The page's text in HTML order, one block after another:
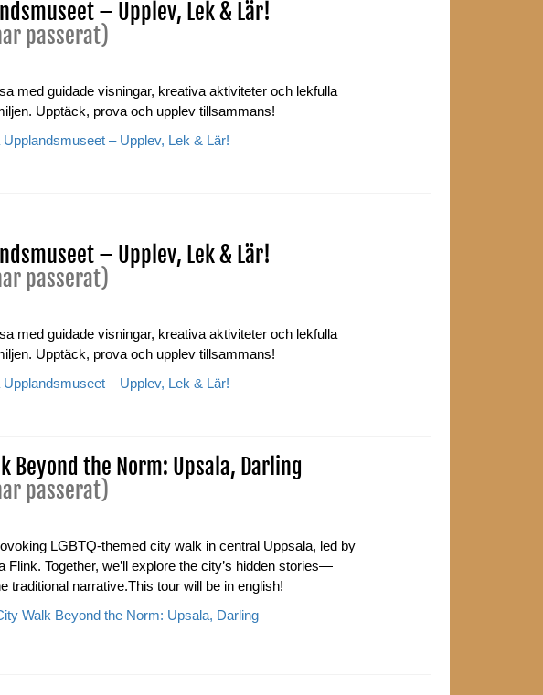
– Upplev, Lek & Lär!
passerat)
med guidade visningar, kreativa aktiviteter och lekfulla
Upptäck, prova och upplev tillsammans!
– Upplev, Lek & Lär!
– Upplev, Lek & Lär!
passerat)
med guidade visningar, kreativa aktiviteter och lekfulla
Upptäck, prova och upplev tillsammans!
– Upplev, Lek & Lär!
Beyond the Norm: Upsala, Darling
passerat)
LGBTQ-themed city walk in central Uppsala, led by
Flink. Together, we’ll explore the city’s hidden stories—
traditional narrative.This tour will be in english!
Walk Beyond the Norm: Upsala, Darling